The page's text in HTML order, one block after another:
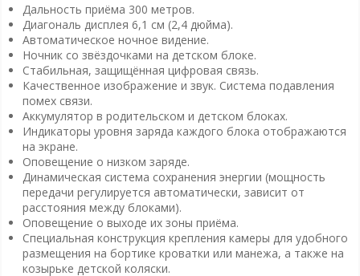
Дальность приёма 300 метров.
Диагональ дисплея 6,1 см (2,4 дюйма).
Автоматическое ночное видение.
Ночник со звёздочками на детском блоке.
Стабильная, защищённая цифровая связь.
Качественное изображение и звук. Система подавления
помех связи.
Аккумулятор в родительском и детском блоках.
Индикаторы уровня заряда каждого блока отображаются
на экране.
Оповещение о низком заряде.
Динамическая система сохранения энергии (мощность
передачи регулируется автоматически, зависит от
расстояния между блоками).
Оповещение о выходе их зоны приёма.
Специальная конструкция крепления камеры для удобного
размещения на бортике кроватки или манежа, а также на
козырьке детской коляски.